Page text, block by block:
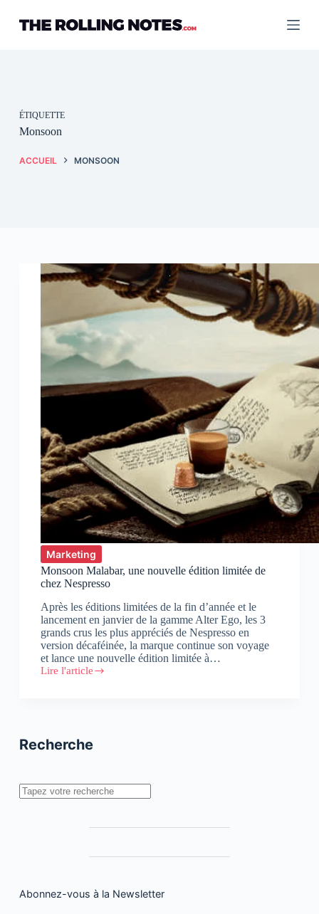
contenu
ÉTIQUETTE
Monsoon
ACCUEIL MONSOON
Marketing
Monsoon Malabar, une nouvelle édition limitée de
chez Nespresso
Après les éditions limitées de la fin d’année et le
lancement en janvier de la gamme Alter Ego, les 3
grands crus les plus appréciés de Nespresso en
version décaféinée, la marque continue son voyage
et lance une nouvelle édition limitée à…
Lire l'article
Monsoon
de
Recherche
Rechercher
Abonnez-vous à la Newsletter